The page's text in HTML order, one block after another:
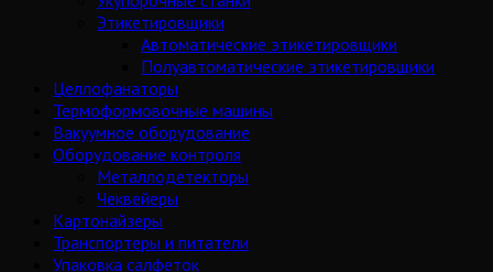
Этикетировщики
Автоматические этикетировщики
Полуавтоматические этикетировщики
Целлофанаторы
Термоформовочные машины
Вакуумное оборудование
Оборудование контроля
Металлодетекторы
Чеквейеры
Картонайзеры
Транспортеры и питатели
Упаковка салфеток